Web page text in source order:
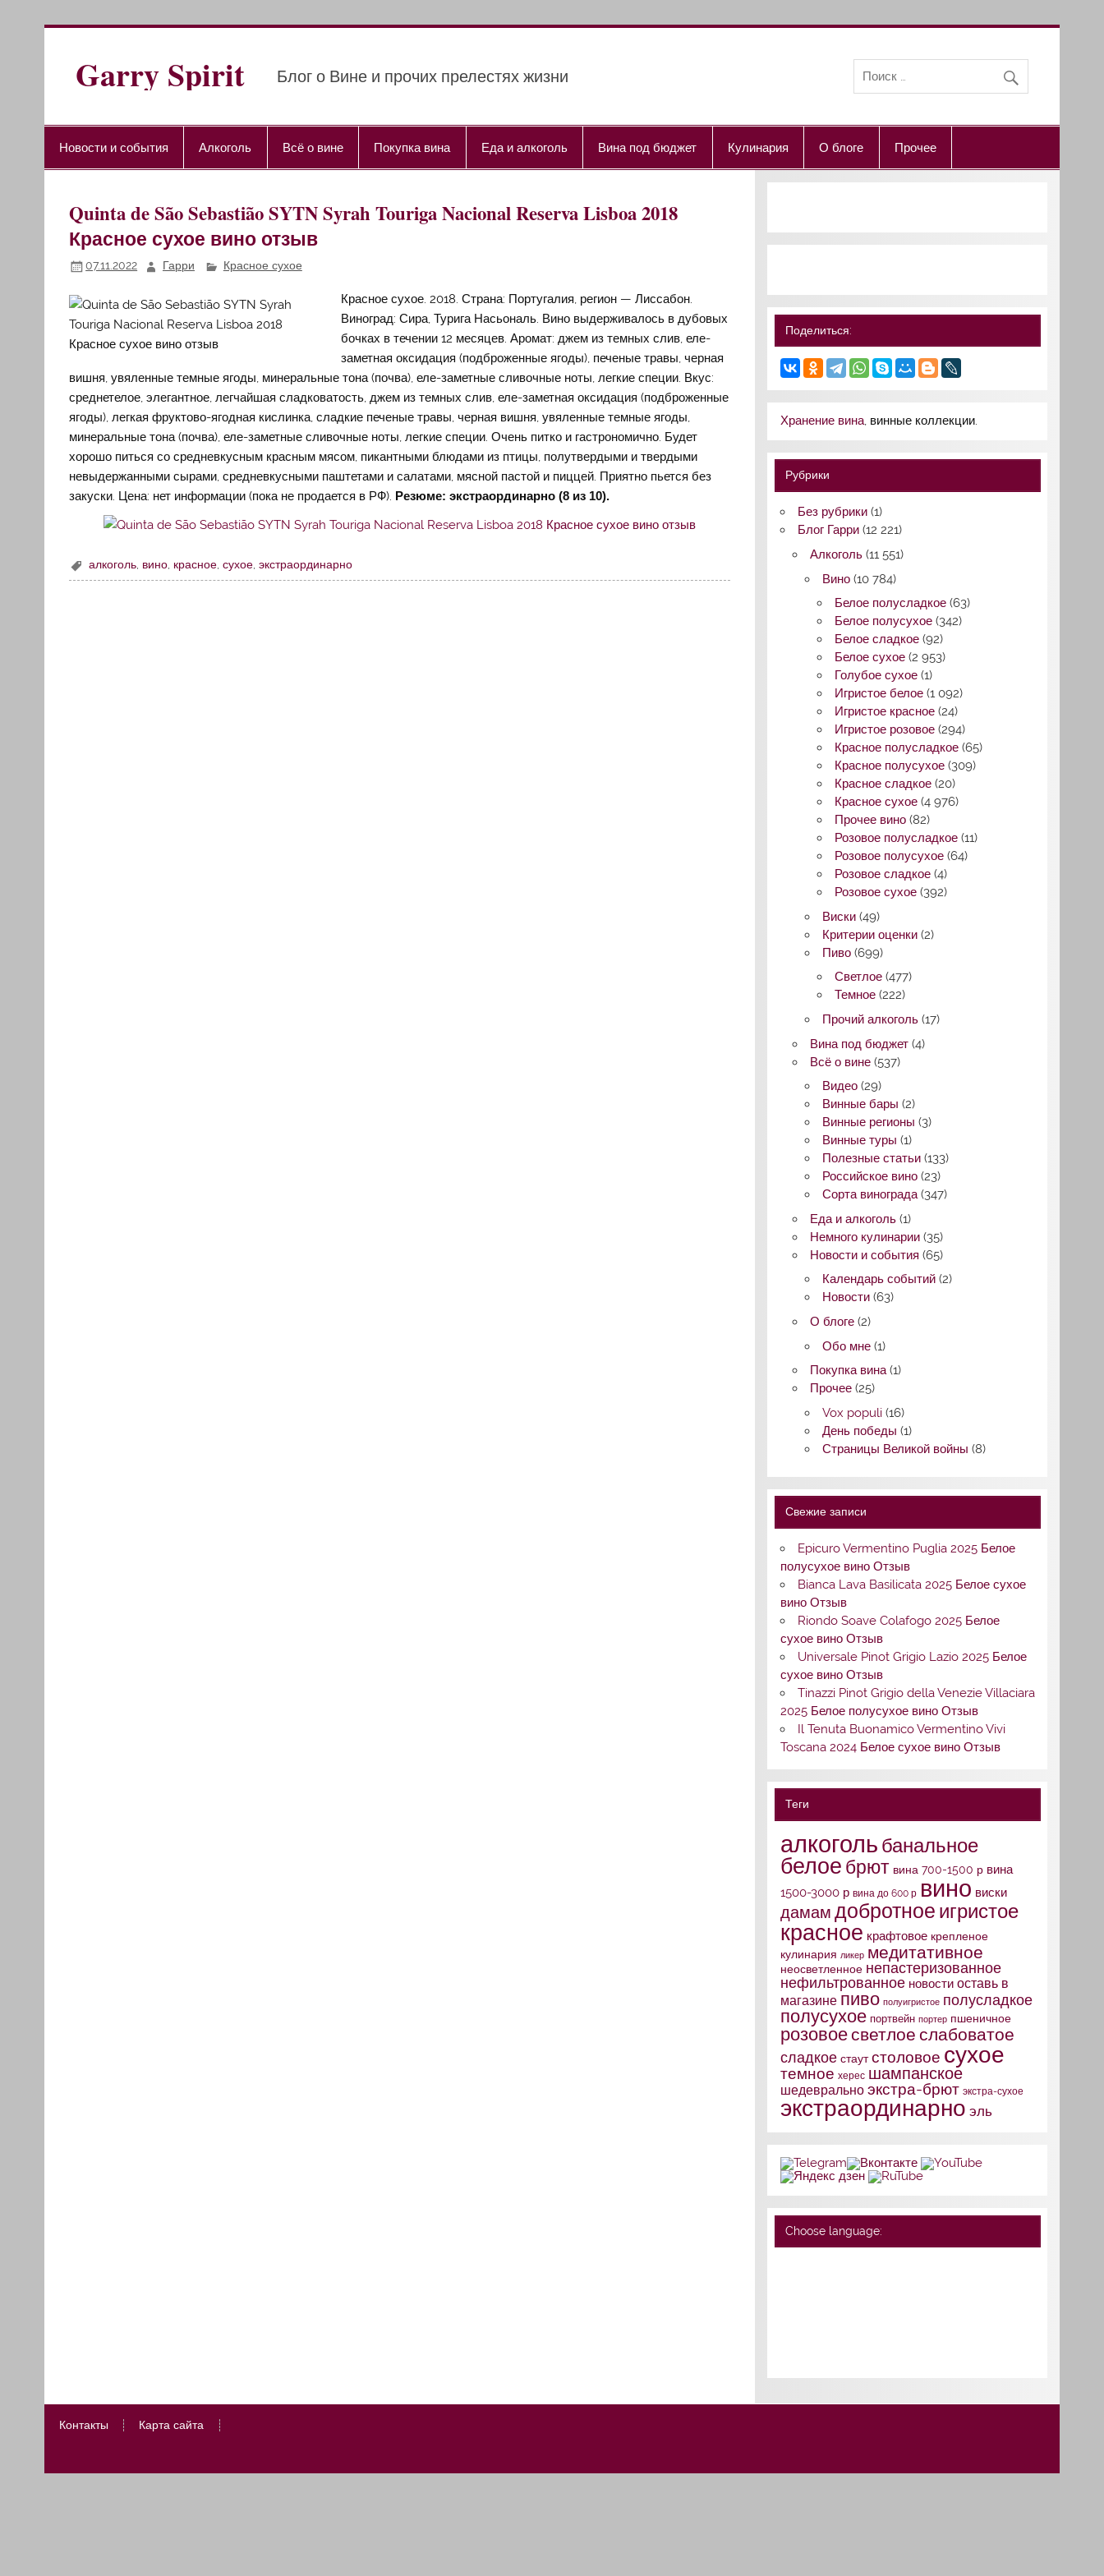
Перейти
Garry Spirit Блог о Вине и прочих прелестях жизни
Новости и события Алкоголь Всё о вине Покупка вина Еда и алкоголь Вина под бюджет Кулинария О блоге Прочее
Quinta de São Sebastião SYTN Syrah Touriga Nacional Reserva Lisboa 2018
Красное сухое вино отзыв
07.11.2022 Гарри Красное сухое
Красное сухое. 2018. Страна: Португалия, регион — Лиссабон.
Виноград: Сира, Турига Насьональ. Вино выдерживалось в дубовых
бочках в течении 12 месяцев. Аромат: джем из темных слив, еле-
заметная оксидация (подброженные ягоды), печеные травы, черная
вишня, увяленные темные ягоды, минеральные тона (почва), еле-заметные сливочные ноты, легкие специи. Вкус:
среднетелое, элегантное, легчайшая сладковатость, джем из темных слив, еле-заметная оксидация (подброженные
ягоды), легкая фруктово-ягодная кислинка, сладкие печеные травы, черная вишня, увяленные темные ягоды,
минеральные тона (почва), еле-заметные сливочные ноты, легкие специи. Очень питко и гастрономично. Будет
хорошо питься со средневкусным красным мясом, пикантными блюдами из птицы, полутвердыми и твердыми
невыдержанными сырами, средневкусными паштетами и салатами, мясной пастой и пиццей. Приятно пьется без
закуски. Цена: нет информации (пока не продается в РФ). Резюме: экстраординарно (8 из 10).
алкоголь вино красное ,сухое ,экстраординарно
Поделиться:
Хранение вина, винные коллекции.
Рубрики
Без рубрики(1)
Блог Гарри(12 221)
Алкоголь (11 551)
Вино (10 784)
Белое полусладкое (63)
Белое полусухое (342)
Белое сладкое (92)
Белое сухое (2 953)
Голубое сухое (1)
Игристое белое (1 092)
Игристое красное (24)
Игристое розовое (294)
Красное полусладкое (65)
Красное полусухое (309)
Красное сладкое (20)
Красное сухое (4 976)
Прочее вино (82)
Розовое полусладкое (11)
Розовое полусухое (64)
Розовое сладкое (4)
Розовое сухое (392)
Виски (49)
Критерии оценки (2)
Пиво (699)
Светлое (477)
Темное (222)
Прочий алкоголь (17)
Вина под бюджет (4)
Всё о вине (537)
Видео (29)
Винные бары (2)
Винные регионы (3)
Винные туры (1)
Полезные статьи (133)
Российское вино (23)
Сорта винограда(347)
Еда и алкоголь (1)
Немного кулинарии (35)
Новости и события (65)
Календарь событий (2)
Новости (63)
О блоге (2)
Обо мне (1)
Покупка вина(1)
Прочее (25)
Vox populi (16)
День победы (1)
Страницы Великой войны (8)
Свежие записи
Epicuro Vermentino Puglia 2025 Белое
полусухое вино Отзыв
Bianca Lava Basilicata 2025 Белое сухое
вино Отзыв
Riondo Soave Colafogo 2025 Белое
сухое вино Отзыв
Universale Pinot Grigio Lazio 2025 Белое
сухое вино Отзыв
Tinazzi Pinot Grigio della Venezie Villaciara
2025 Белое полусухое вино Отзыв
Il Tenuta Buonamico Vermentino Vivi
Toscana 2024 Белое сухое вино Отзыв
Теги
алкоголь банальное
белое брют вина 700-1500 р вина
1500-3000 р вина до 600 р вино виски
дамам добротное игристое
красное крафтовое крепленое
кулинария ликер медитативное
неосветленное непастеризованное
нефильтрованное новости оставь в
магазине пиво полуигристое полусладкое
полусухое портвейн портер пшеничное
розовоесветлое слабоватое
сладкое стаут столовое сухое
темное херес шампанское
шедеврально экстра-брют экстра-сухое
экстраординарно эль
Choose language:
Контакты Карта сайта